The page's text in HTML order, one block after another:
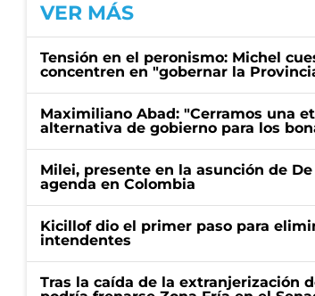
VER MÁS
Tensión en el peronismo: Michel
concentren en "gobernar la
Maximiliano Abad: "Cerramos una
alternativa de gobierno para los
Milei, presente en la asunción de
agenda en Colombia
Kicillof dio el primer paso para
intendentes
Tras la caída de la extranjerización